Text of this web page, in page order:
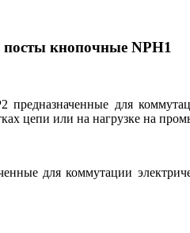
кнопочные NPH1
предназначенные для
цепи или на нагрузке на
для коммутации